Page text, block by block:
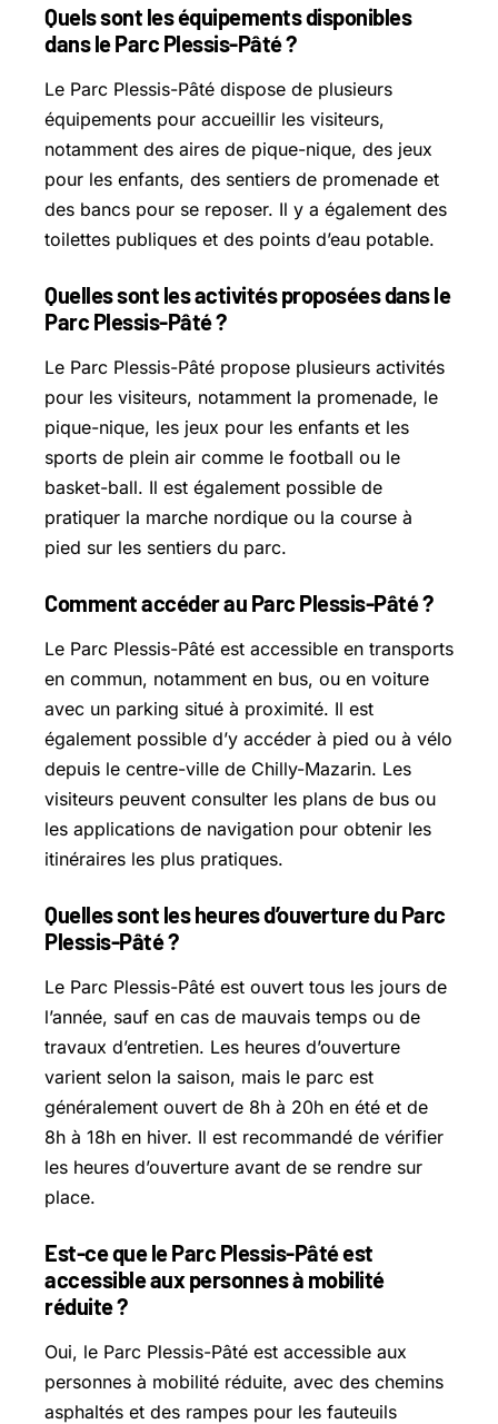
Quels sont les équipements disponibles
dans le Parc Plessis-Pâté ?
Le Parc Plessis-Pâté dispose de plusieurs
équipements pour accueillir les visiteurs,
notamment des aires de pique-nique, des jeux
pour les enfants, des sentiers de promenade et
des bancs pour se reposer. Il y a également des
toilettes publiques et des points d’eau potable.
Quelles sont les activités proposées dans le
Parc Plessis-Pâté ?
Le Parc Plessis-Pâté propose plusieurs activités
pour les visiteurs, notamment la promenade, le
pique-nique, les jeux pour les enfants et les
sports de plein air comme le football ou le
basket-ball. Il est également possible de
pratiquer la marche nordique ou la course à
pied sur les sentiers du parc.
Comment accéder au Parc Plessis-Pâté ?
Le Parc Plessis-Pâté est accessible en transports
en commun, notamment en bus, ou en voiture
avec un parking situé à proximité. Il est
également possible d’y accéder à pied ou à vélo
depuis le centre-ville de Chilly-Mazarin. Les
visiteurs peuvent consulter les plans de bus ou
les applications de navigation pour obtenir les
itinéraires les plus pratiques.
Quelles sont les heures d’ouverture du Parc
Plessis-Pâté ?
Le Parc Plessis-Pâté est ouvert tous les jours de
l’année, sauf en cas de mauvais temps ou de
travaux d’entretien. Les heures d’ouverture
varient selon la saison, mais le parc est
généralement ouvert de 8h à 20h en été et de
8h à 18h en hiver. Il est recommandé de vérifier
les heures d’ouverture avant de se rendre sur
place.
Est-ce que le Parc Plessis-Pâté est
accessible aux personnes à mobilité
réduite ?
Oui, le Parc Plessis-Pâté est accessible aux
personnes à mobilité réduite, avec des chemins
asphaltés et des rampes pour les fauteuils